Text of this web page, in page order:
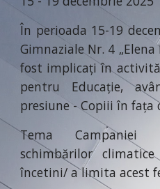
În perioada 15-19
Gimnaziale Nr. 4
fost implicați în
pentru Educație,
presiune - Copiii în fața
Tema
schimbărilor
încetini/ a limita acest